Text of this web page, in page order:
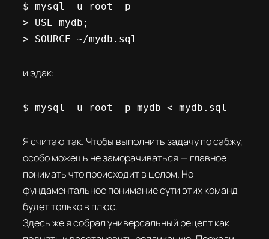
$ mysql -u root -p
> USE mydb;
> SOURCE ~/mydb.sql
и эдак:
$ mysql -u root -p mydb < mydb.sql
Я считаю так. Чтобы выполнить задачу по сабжу,
особо можешь не заморачиваться — главное
понимать что происходит в целом. Но
фундаментальное понимание сути этих команд
будет только в плюс.
Здесь же я собрал универсальный рецепт как